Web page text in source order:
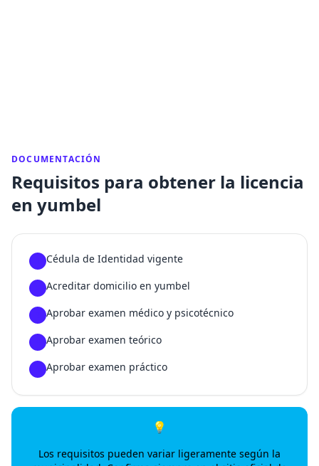
DOCUMENTACIÓN
Requisitos para obtener la licencia
en yumbel
Cédula de Identidad vigente
Acreditar domicilio en yumbel
Aprobar examen médico y psicotécnico
Aprobar examen teórico
Aprobar examen práctico
💡
Los requisitos pueden variar ligeramente según la